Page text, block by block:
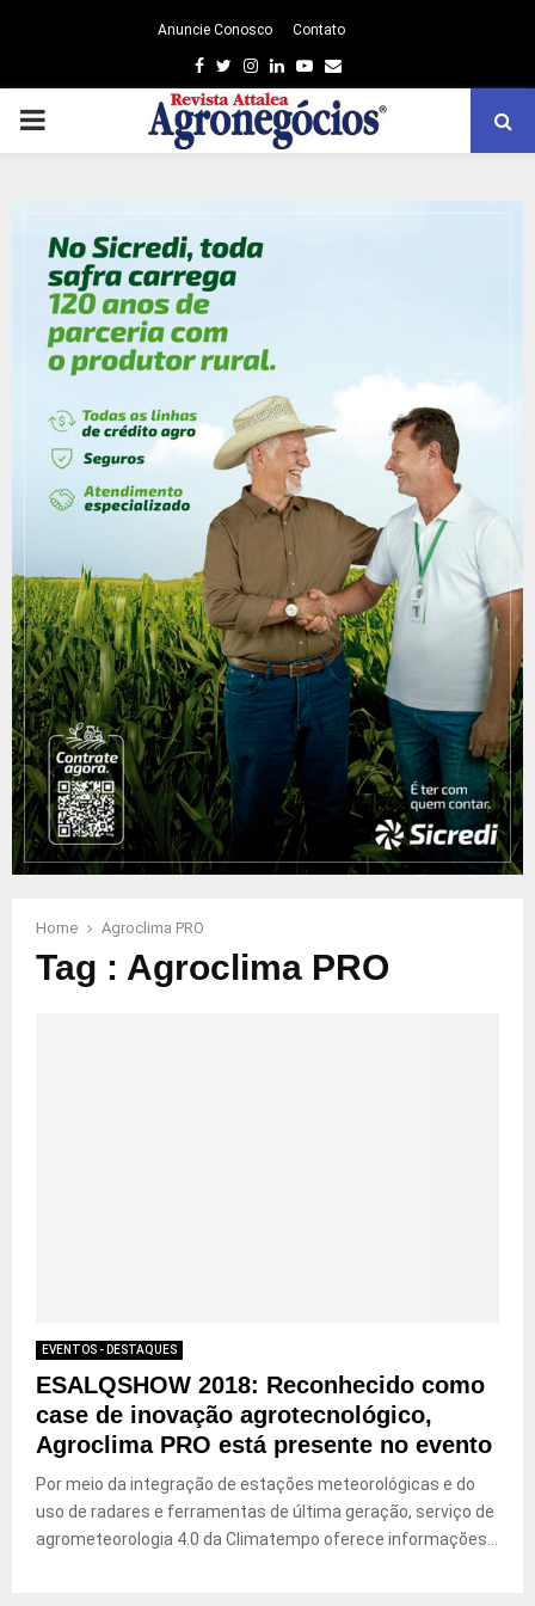
Anuncie Conosco Contato
Facebook
TwitterInstagram
LinkedinYoutube
Email
PRIMARY
Home Agroclima PRO
Tag : Agroclima PRO
EVENTOS - DESTAQUES
ESALQSHOW 2018: Reconhecido como
case de inovação agrotecnológico,
Agroclima PRO está presente no evento
Por meio da integração de estações meteorológicas e do
uso de radares e ferramentas de última geração, serviço de
agrometeorologia 4.0 da Climatempo oferece informações...